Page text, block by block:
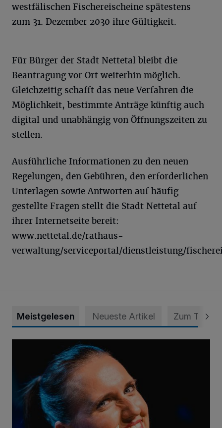
westfälischen Fischereischeine spätestens
zum 31. Dezember 2030 ihre Gültigkeit.
Für Bürger der Stadt Nettetal bleibt die
Beantragung vor Ort weiterhin möglich.
Gleichzeitig schafft das neue Verfahren die
Möglichkeit, bestimmte Anträge künftig auch
digital und unabhängig von Öffnungszeiten zu
stellen.
Ausführliche Informationen zu den neuen
Regelungen, den Gebühren, den erforderlichen
Unterlagen sowie Antworten auf häufig
gestellte Fragen stellt die Stadt Nettetal auf
ihrer Internetseite bereit:
www.nettetal.de/rathaus-
verwaltung/serviceportal/dienstleistung/
Meistgelesen Neueste Artikel Zum Thema
Von der Streife auf die Weltbühne